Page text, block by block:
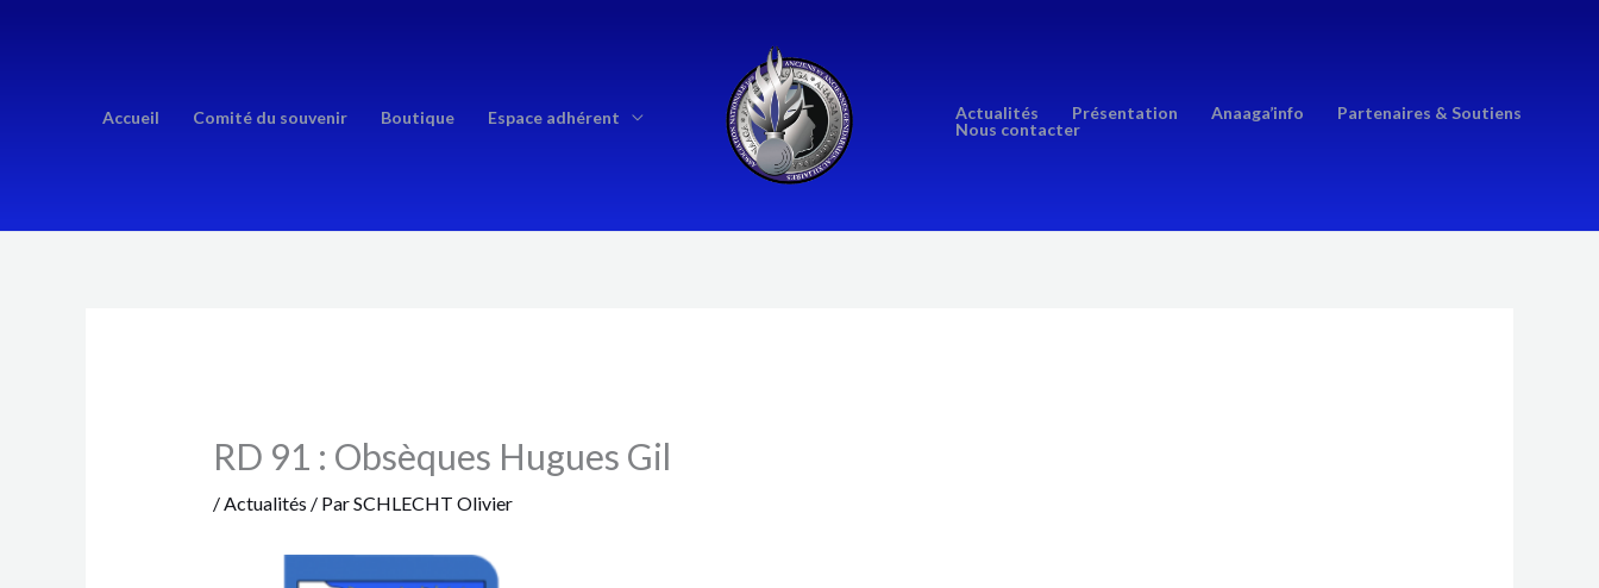
Accueil Comité du souvenir Boutique Espace adhérent Actualités Présentation Anaaga’info
Partenaires & Soutiens
Nous contacter
RD 91 : Obsèques Hugues Gil
/ Actualités / ParSCHLECHT Olivier